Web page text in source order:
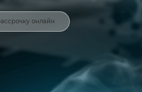
онлайн